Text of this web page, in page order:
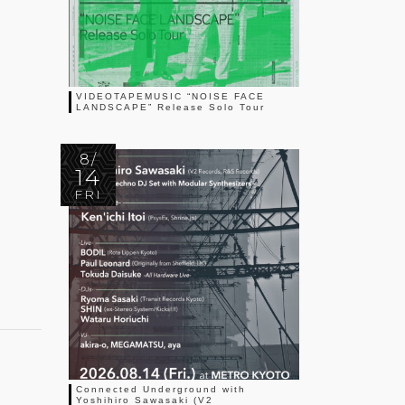
VIDEOTAPEMUSIC “NOISE FACE
LANDSCAPE” Release Solo Tour
8/
14
FRI
Connected Underground with
Yoshihiro Sawasaki (V2